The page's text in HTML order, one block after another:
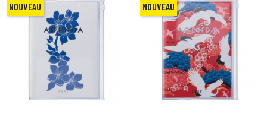
NOUVEAU NOUVEAU